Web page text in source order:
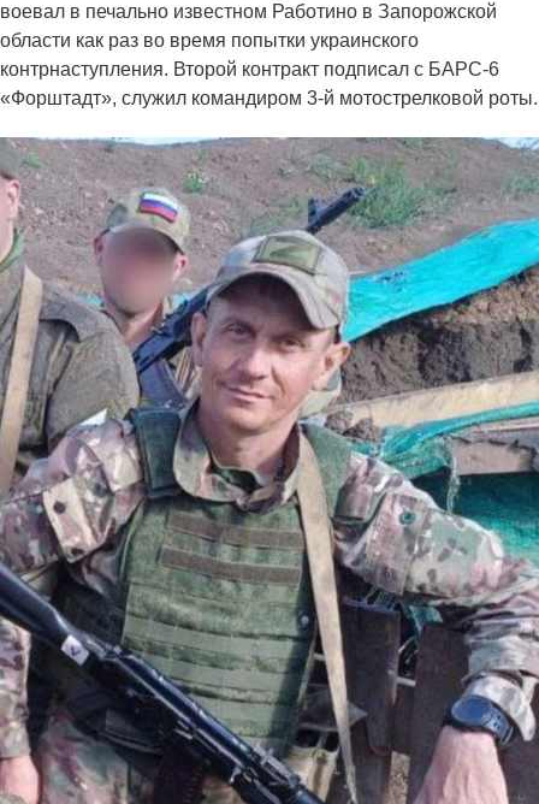
воевал в печально известном Работино в Запорожской
области как раз во время попытки украинского
контрнаступления. Второй контракт подписал с БАРС-6
«Форштадт», служил командиром 3-й мотострелковой роты.